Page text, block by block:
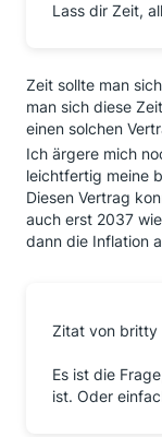
Lass dir Zeit,
Zeit sollte man
man sich diese
einen solchen
Ich ärgere mich
leichtfertig meine
Diesen Vertrag
auch erst 2037
dann die Inflation
Zitat von britty
Es ist die
ist. Oder